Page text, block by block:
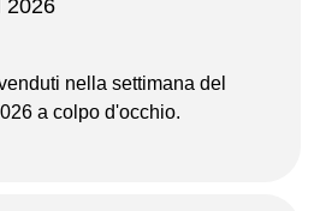
2026
nella settimana del
a colpo d'occhio.